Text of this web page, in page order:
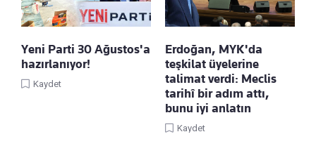
Yeni Parti 30 Ağustos'a
hazırlanıyor!
Kaydet
Erdoğan, MYK'da
teşkilat üyelerine
talimat verdi: Meclis
tarihî bir adım attı,
bunu iyi anlatın
Kaydet